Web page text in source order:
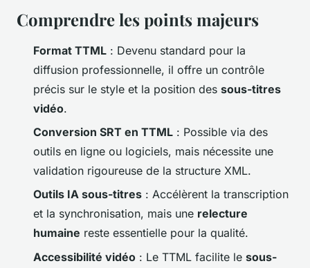
Comprendre les points majeurs
Format TTML : Devenu standard pour la
diffusion professionnelle, il offre un contrôle
précis sur le style et la position des sous-titres
vidéo.
Conversion SRT en TTML : Possible via des
outils en ligne ou logiciels, mais nécessite une
validation rigoureuse de la structure XML.
Outils IA sous-titres : Accélèrent la transcription
et la synchronisation, mais une relecture
humaine reste essentielle pour la qualité.
Accessibilité vidéo : Le TTML facilite le sous-